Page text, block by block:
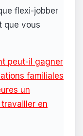
flexi-jobber
que vous
peut-il gagner
familiales
un
en